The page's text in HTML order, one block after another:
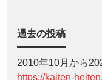
過去の投稿
2010年10月から
https://kaiten-